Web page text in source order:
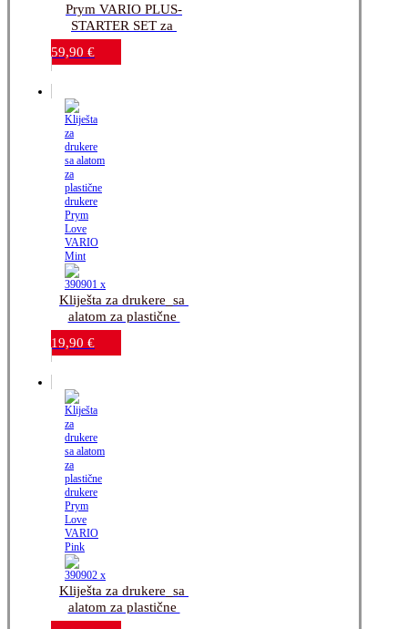
Prym VARIO PLUS-
STARTER SET za
drukere sa kliještima u
59,90 €
Kliješta za drukere_sa
alatom za plastične
drukere_Prym Love
VARIO Mint
19,90 €
Kliješta za drukere_sa
alatom za plastične
drukere_Prym Love